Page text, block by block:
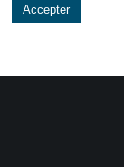
Accepter